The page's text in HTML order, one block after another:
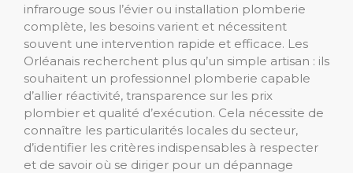
infrarouge sous l’évier ou installation plomberie
complète, les besoins varient et nécessitent
souvent une intervention rapide et efficace. Les
Orléanais recherchent plus qu’un simple artisan : ils
souhaitent un professionnel plomberie capable
d’allier réactivité, transparence sur les prix
plombier et qualité d’exécution. Cela nécessite de
connaître les particularités locales du secteur,
d’identifier les critères indispensables à respecter
et de savoir où se diriger pour un dépannage